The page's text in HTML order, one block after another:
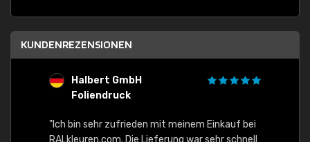
KUNDENREZENSIONEN
Halbert GmbH
Foliendruck
"Ich bin sehr zufrieden mit meinem Einkauf bei
RALkleuren.com. Die Lieferung war sehr schnell